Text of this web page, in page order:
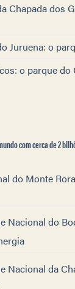
Chapada dos
Juruena: o
o parque do
com cerca de 2
do Monte
Nacional do
Nacional da